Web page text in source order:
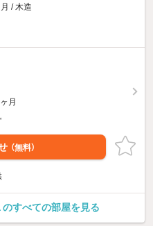
/ 木造
月
（無料）
すべての部屋を見る